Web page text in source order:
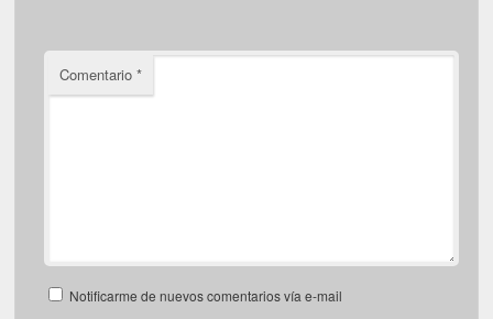
Comentario*
Notificarme de nuevos comentarios vía e-mail